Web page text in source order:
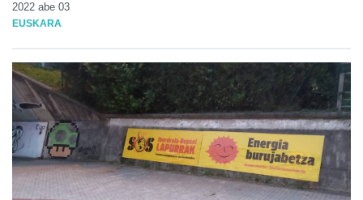
2022 abe 03
EUSKARA